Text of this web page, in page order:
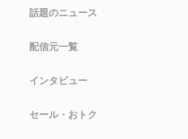
話題のニュース
配信元一覧
インタビュー
セール・おトク